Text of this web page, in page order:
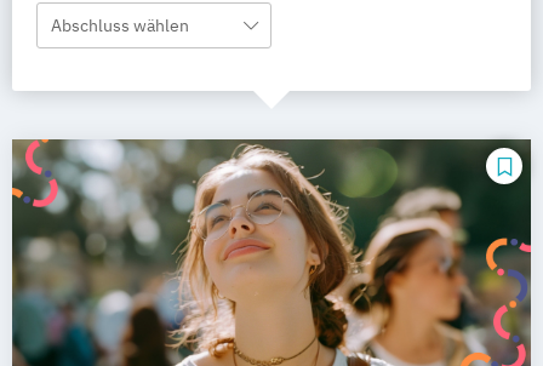
Abschluss wählen